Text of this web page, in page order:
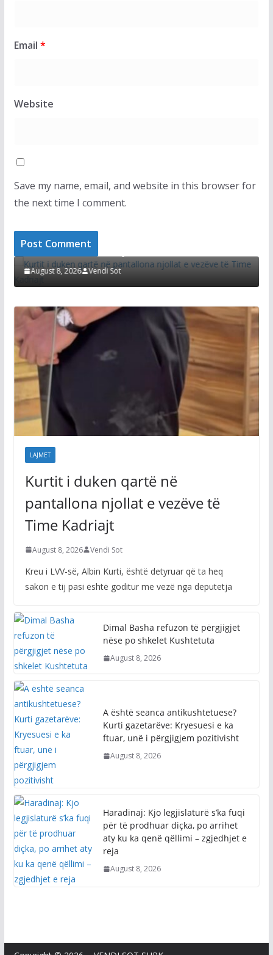
Email *
Website
Save my name, email, and website in this browser for
the next time I comment.
Kurtit i duken qartë në pantallona njollat e
vezëve të Time Kadriajt
August 8, 2026 Vendi Sot
LAJMET
Kurtit i duken qartë në
pantallona njollat e vezëve të
Time Kadriajt
August 8, 2026 Vendi Sot
Kreu i LVV-së, Albin Kurti, është detyruar që ta heq
sakon e tij pasi është goditur me vezë nga deputetja
Dimal Basha refuzon të përgjigjet
nëse po shkelet Kushtetuta
August 8, 2026
A është seanca antikushtetuese?
Kurti gazetarëve: Kryesuesi e ka
ftuar, unë i përgjigjem pozitivisht
August 8, 2026
Haradinaj: Kjo legjislaturë s’ka fuqi
për të prodhuar diçka, po arrihet
aty ku ka qenë qëllimi – zgjedhjet e
reja
August 8, 2026